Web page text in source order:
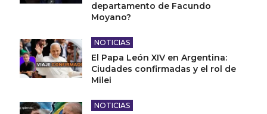
departamento de Facundo
Moyano?
NOTICIAS
El Papa León XIV en Argentina:
Ciudades confirmadas y el rol de
Milei
NOTICIAS